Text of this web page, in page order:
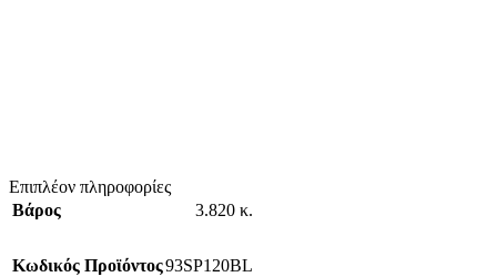
Επιπλέον πληροφορίες
Βάρος
3.820 κ.
Κωδικός Προϊόντος93SP120BL